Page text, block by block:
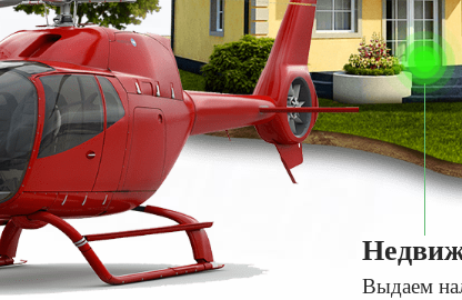
Выдаем